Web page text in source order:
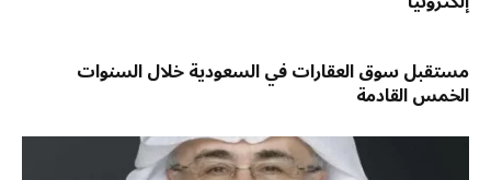
مستقبل سوق العقارات في السعودية خلال السنوات
الخمس القادمة